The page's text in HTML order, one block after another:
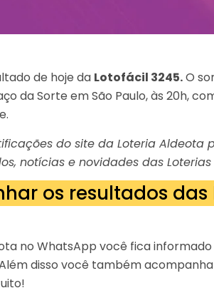
de hoje da Lotofácil 3245.O
da Sorte em São Paulo, às 20h,
do site da Loteria
notícias e novidades das Loterias
os resultados
no WhatsApp você fica
disso você também